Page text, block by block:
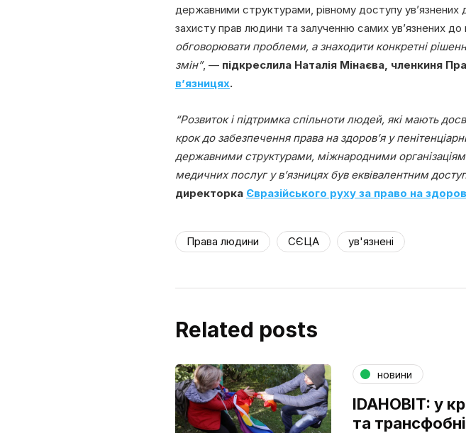
державними структурами, рівному доступу ув’язнених
захисту прав людини та залученню самих ув’язнених до
обговорювати проблеми, а знаходити конкретні
змін”, — підкреслила Наталія Мінаєва, членкиня
в’язницях.
“Розвиток і підтримка спільноти людей, які мають
крок до забезпечення права на здоров’я у
державними структурами, міжнародними
медичних послуг у в’язницях був еквівалентним
директорка Євразійського руху за право на
Права людини СЄЦА ув'язнені
Related posts
новини
IDAHOBIT: у
та